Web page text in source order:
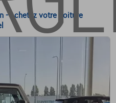
- Achetez votre voiture